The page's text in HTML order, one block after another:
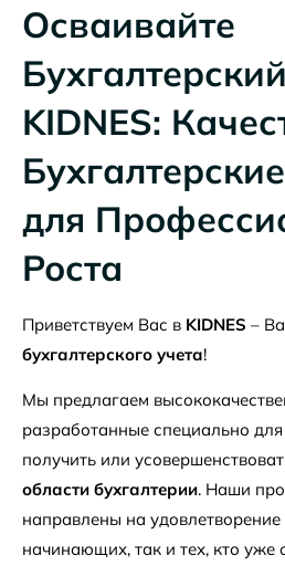
Осваивайте
KIDNES:
для
Роста
Приветствуем Вас в KIDNES –
бухгалтерского учета!
Мы предлагаем
разработанные специально для
получить или
области бухгалтерии. Наши
направлены на удовлетворение
начинающих, так и тех, кто уже